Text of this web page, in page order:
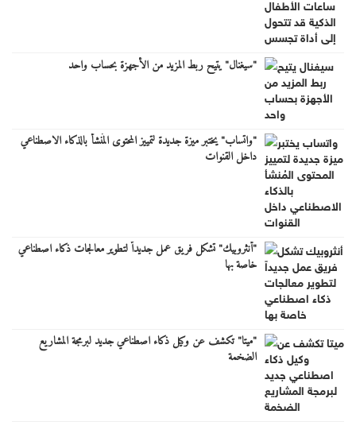
"سيغنال" يتيح ربط المزيد من الأجهزة بحساب واحد
"واتساب" يختبر ميزة جديدة لتمييز المحتوى المُنشأ بالذكاء الاصطناعي
داخل القنوات
"أنثروبيك" تشكل فريق عمل جديداً لتطوير معالجات ذكاء اصطناعي
خاصة بها
"ميتا" تكشف عن وكيل ذكاء اصطناعي جديد لبرمجة المشاريع
الضخمة